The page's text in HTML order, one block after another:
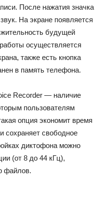
После нажатия значка
На экране появляется
будущей
осуществляется
также есть кнопка
в память телефона.
Recorder — наличие
пользователям
акая опция экономит время
сохраняет свободное
диктофона можно
(от 8 до 44 кГц),
файлов.